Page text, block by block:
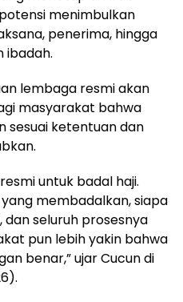
menimbulkan
penerima, hingga
ibadah.
lembaga resmi akan
masyarakat bahwa
sesuai ketentuan dan
untuk badal haji.
membadalkan, siapa
seluruh prosesnya
pun lebih yakin bahwa
benar,” ujar Cucun di